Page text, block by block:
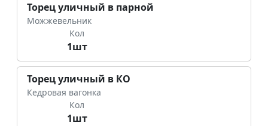
Торец уличный в парной
Можжевельник
Кол
1шт
Торец уличный в КО
Кедровая вагонка
Кол
1шт